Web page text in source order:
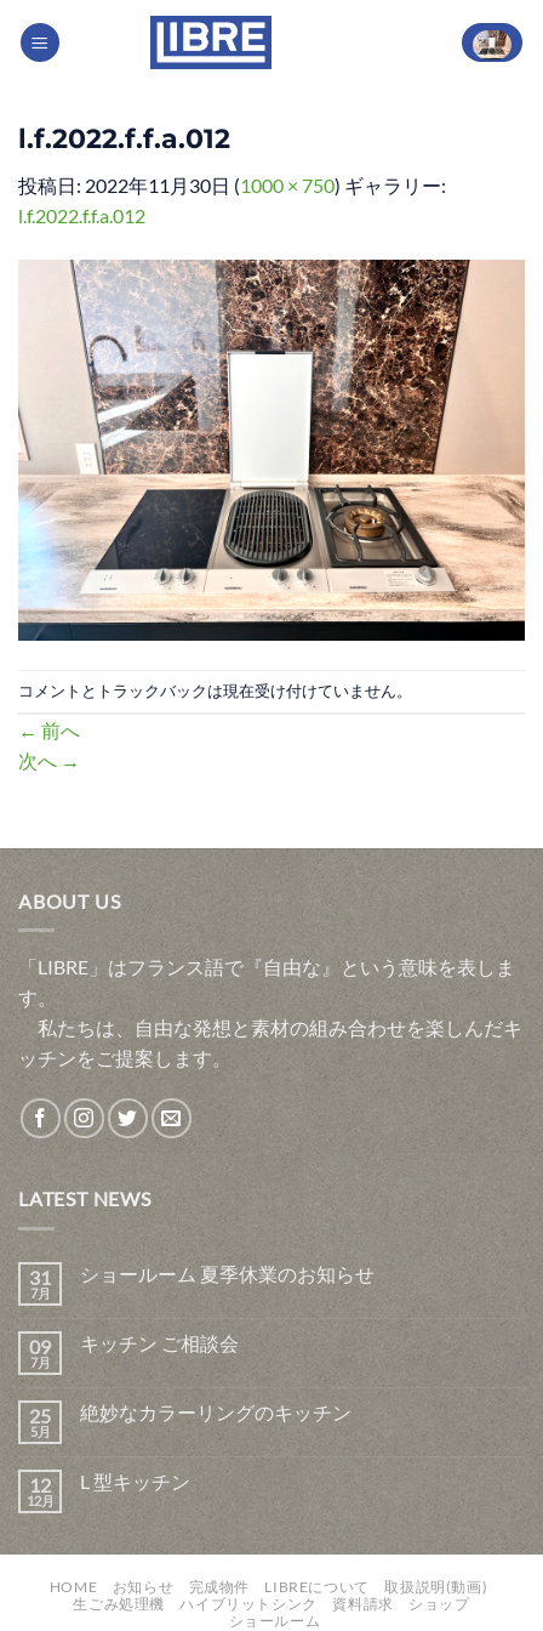
l.f.2022.f.f.a.012
投稿日: 2022年11月30日 (1000 × 750) ギャラリー:
l.f.2022.f.f.a.012
コメントとトラックバックは現在受け付けていません。
← 前へ
次へ →
ABOUT US
「LIBRE」はフランス語で『自由な』という意味を表しま
す。
私たちは、自由な発想と素材の組み合わせを楽しんだキ
ッチンをご提案します。
LATEST NEWS
31
7月
ショールーム 夏季休業のお知らせ
09
7月
キッチン ご相談会
25
5月
絶妙なカラーリングのキッチン
12
12月
L 型キッチン
HOME お知らせ 完成物件 LIBREについて
取扱説明(動画)
生ごみ処理機
ハイブリットシンク 資料請求
ショップ
ショールーム